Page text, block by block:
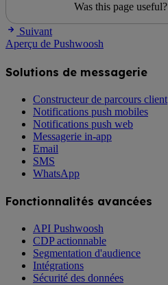
Was this page useful?
Suivant
Aperçu de Pushwoosh
Solutions de messagerie
Constructeur de parcours client
Notifications push mobiles
Notifications push web
Messagerie in-app
Email
SMS
WhatsApp
Fonctionnalités avancées
API Pushwoosh
CDP actionnable
Segmentation d'audience
Intégrations
Sécurité des données